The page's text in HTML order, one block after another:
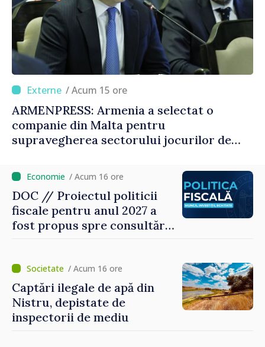
/ Acum 15 ore
ARMENPRESS: Armenia a selectat o
companie din Malta pentru
supravegherea sectorului jocurilor de
/ Acum 16 ore
DOC // Proiectul politicii
fiscale pentru anul 2027 a
fost propus spre consultări
/ Acum 16 ore
Captări ilegale de apă din
Nistru, depistate de
inspectorii de mediu